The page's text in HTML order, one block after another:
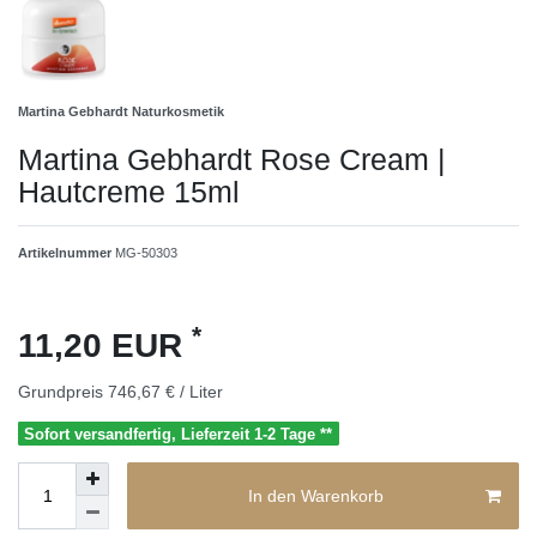
Martina Gebhardt Naturkosmetik
Martina Gebhardt Rose Cream |
Hautcreme 15ml
Artikelnummer MG-50303
11,20 EUR *
Grundpreis 746,67 € / Liter
Sofort versandfertig, Lieferzeit 1-2 Tage **
In den Warenkorb